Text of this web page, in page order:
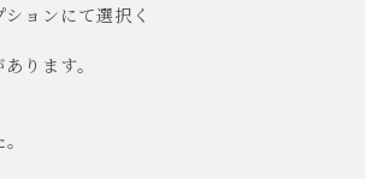
ョンにて選択く
ります。